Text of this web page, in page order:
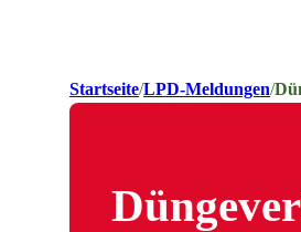
Startseite/LPD-Meldungen/